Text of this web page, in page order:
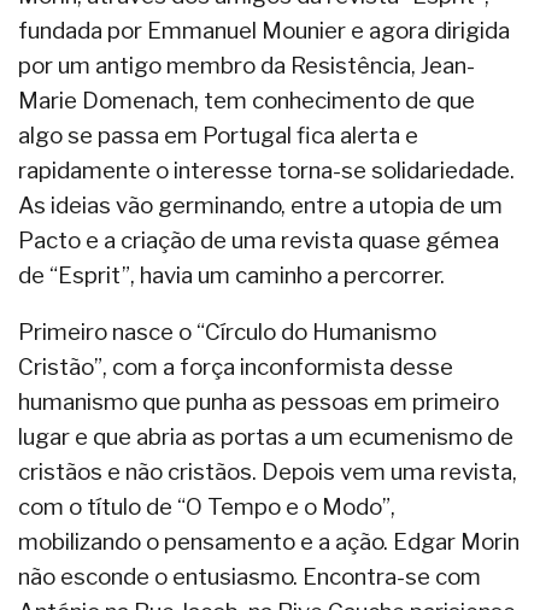
fundada por Emmanuel Mounier e agora dirigida
por um antigo membro da Resistência, Jean-
Marie Domenach, tem conhecimento de que
algo se passa em Portugal fica alerta e
rapidamente o interesse torna-se solidariedade.
As ideias vão germinando, entre a utopia de um
Pacto e a criação de uma revista quase gémea
de “Esprit”, havia um caminho a percorrer.
Primeiro nasce o “Círculo do Humanismo
Cristão”, com a força inconformista desse
humanismo que punha as pessoas em primeiro
lugar e que abria as portas a um ecumenismo de
cristãos e não cristãos. Depois vem uma revista,
com o título de “O Tempo e o Modo”,
mobilizando o pensamento e a ação. Edgar Morin
não esconde o entusiasmo. Encontra-se com